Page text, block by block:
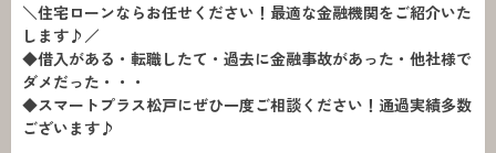
＼住宅ローンならお任せください！最適な金融機関をご紹介いた
します♪／
◆借入がある・転職したて・過去に金融事故があった・他社様で
ダメだった・・・
◆スマートプラス松戸にぜひ一度ご相談ください！通過実績多数
ございます♪